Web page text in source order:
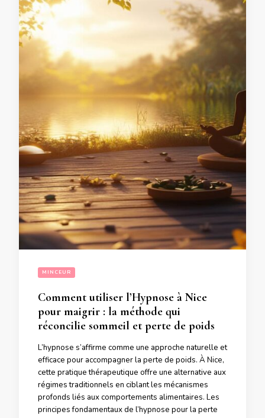
MINCEUR
Comment utiliser l’Hypnose à Nice
pour maigrir : la méthode qui
réconcilie sommeil et perte de poids
L’hypnose s’affirme comme une approche naturelle et
efficace pour accompagner la perte de poids. À Nice,
cette pratique thérapeutique offre une alternative aux
régimes traditionnels en ciblant les mécanismes
profonds liés aux comportements alimentaires. Les
principes fondamentaux de l’hypnose pour la perte